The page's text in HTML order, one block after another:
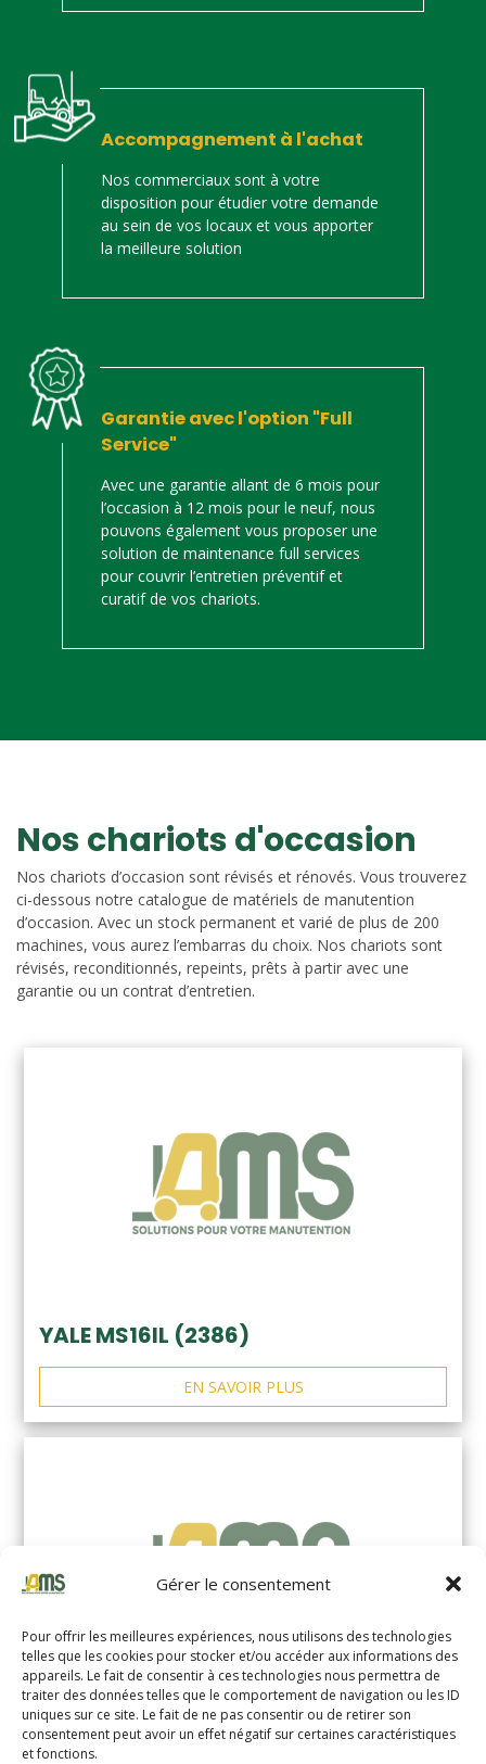
Gérer le consentement
Pour offrir les meilleures expériences, nous utilisons des technologies
telles que les cookies pour stocker et/ou accéder aux informations des
appareils. Le fait de consentir à ces technologies nous permettra de
traiter des données telles que le comportement de navigation ou les ID
uniques sur ce site. Le fait de ne pas consentir ou de retirer son
consentement peut avoir un effet négatif sur certaines caractéristiques
et fonctions.
Accompagnement à l'achat
Nos commerciaux sont à votre
disposition pour étudier votre demande
au sein de vos locaux et vous apporter
la meilleure solution
Garantie avec l'option "Full
Service"
Avec une garantie allant de 6 mois pour
l’occasion à 12 mois pour le neuf, nous
pouvons également vous proposer une
solution de maintenance full services
pour couvrir l’entretien préventif et
curatif de vos chariots.
Nos chariots d'occasion
Nos chariots d’occasion sont révisés et rénovés. Vous trouverez
ci-dessous notre catalogue de matériels de manutention
d’occasion. Avec un stock permanent et varié de plus de 200
machines, vous aurez l’embarras du choix. Nos chariots sont
révisés, reconditionnés, repeints, prêts à partir avec une
garantie ou un contrat d’entretien.
YALE MS16IL (2386)
EN SAVOIR PLUS
YALE MS14XIL (2510)